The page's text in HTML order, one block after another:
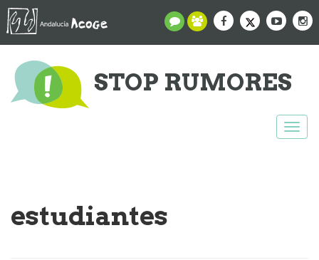
STOP RUMORES
estudiantes